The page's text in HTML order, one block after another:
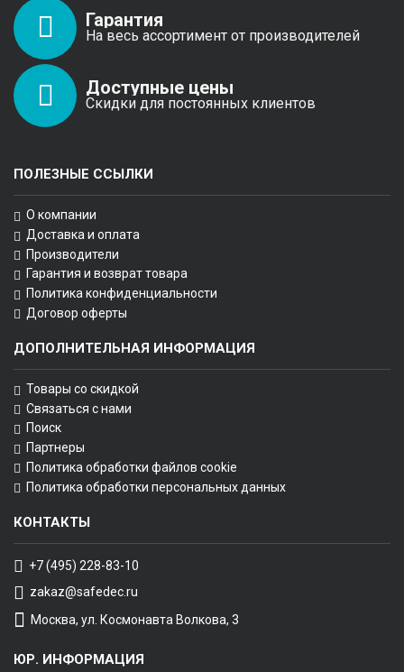
Гарантия
На весь ассортимент от производителей
Доступные цены
Скидки для постоянных клиентов
ПОЛЕЗНЫЕ ССЫЛКИ
О компании
Доставка и оплата
Производители
Гарантия и возврат товара
Политика конфиденциальности
Договор оферты
ДОПОЛНИТЕЛЬНАЯ ИНФОРМАЦИЯ
Товары со скидкой
Связаться с нами
Поиск
Партнеры
Политика обработки файлов cookie
Политика обработки персональных данных
КОНТАКТЫ
+7 (495) 228-83-10
zakaz@safedec.ru
Москва, ул. Космонавта Волкова, 3
ЮР. ИНФОРМАЦИЯ